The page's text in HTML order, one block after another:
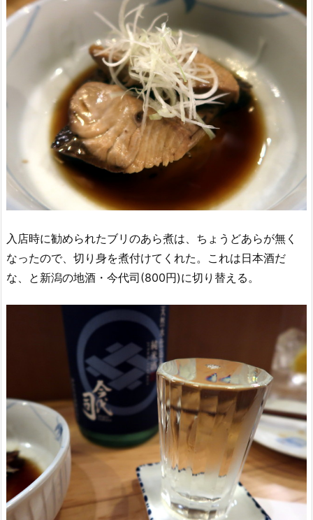
入店時に勧められたブリのあら煮は、ちょうどあらが無く
なったので、切り身を煮付けてくれた。これは日本酒だ
な、と新潟の地酒・今代司(800円)に切り替える。